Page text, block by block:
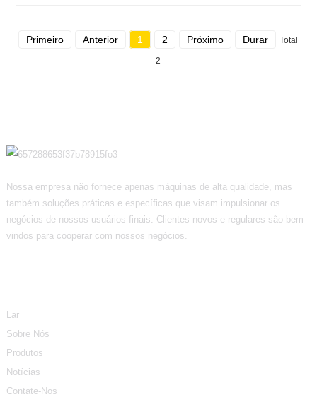
Primeiro Anterior 1 2 Próximo Durar Total
2
Nossa empresa não fornece apenas máquinas de alta qualidade, mas
também soluções práticas e específicas que visam impulsionar os
negócios de nossos usuários finais. Clientes novos e regulares são bem-
vindos para cooperar com nossos negócios.
Lar
Sobre Nós
Produtos
Notícias
Contate-Nos